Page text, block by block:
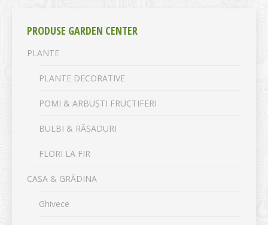
PRODUSE GARDEN CENTER
PLANTE
PLANTE DECORATIVE
POMI & ARBUȘTI FRUCTIFERI
BULBI & RĂSADURI
FLORI LA FIR
CASA & GRĂDINA
Ghivece